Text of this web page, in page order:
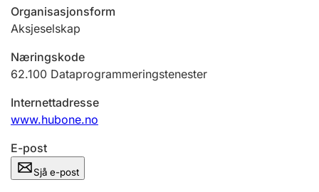
Ektepaktrettleiaren
Andre tema
Organisasjonsform
Aksjeselskap
Næringskode
62.100 Dataprogrammeringstenester
Internettadresse
www.hubone.no
E-post
Sjå e-post